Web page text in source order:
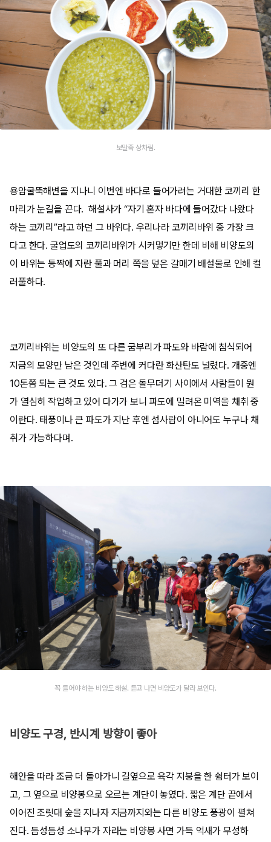
보말죽 상차림.
용암굴뚝해변을 지나니 이번엔 바다로 들어가려는 거대한 코끼리 한
마리가 눈길을 끈다. 해설사가 “자기 혼자 바다에 들어갔다 나왔다
하는 코끼리”라고 하던 그 바위다. 우리나라 코끼리바위 중 가장 크
다고 한다. 굴업도의 코끼리바위가 시커멓기만 한데 비해 비양도의
이 바위는 등짝에 자란 풀과 머리 쪽을 덮은 갈매기 배설물로 인해 컬
러풀하다.
코끼리바위는 비양도의 또 다른 굼부리가 파도와 바람에 침식되어
지금의 모양만 남은 것인데 주변에 커다란 화산탄도 널렸다. 개중엔
10톤쯤 되는 큰 것도 있다. 그 검은 돌무더기 사이에서 사람들이 뭔
가 열심히 작업하고 있어 다가가 보니 파도에 밀려온 미역을 채취 중
이란다. 태풍이나 큰 파도가 지난 후엔 섬사람이 아니어도 누구나 채
취가 가능하다며.
꼭 들어야 하는 비양도 해설. 듣고 나면 비양도가 달라 보인다.
비양도 구경, 반시계 방향이 좋아
해안을 따라 조금 더 돌아가니 길옆으로 육각 지붕을 한 쉼터가 보이
고, 그 옆으로 비양봉으로 오르는 계단이 놓였다. 짧은 계단 끝에서
이어진 조릿대 숲을 지나자 지금까지와는 다른 비양도 풍광이 펼쳐
진다. 듬성듬성 소나무가 자라는 비양봉 사면 가득 억새가 무성하